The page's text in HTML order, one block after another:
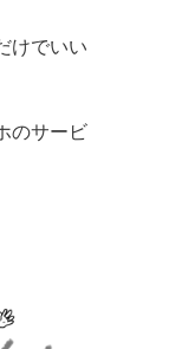
けでいい
のサービ